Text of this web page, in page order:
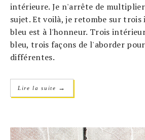
intérieure. Je n'arrête de
sujet. Et voilà, je retombe sur
bleu est à l'honneur. Trois
bleu, trois façons de l'aborder
différentes.
Lire la suite →